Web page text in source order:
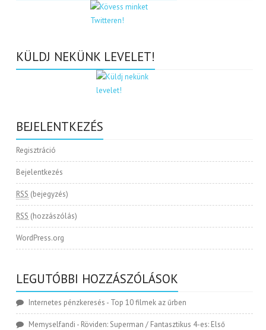
KÜLDJ NEKÜNK LEVELET!
BEJELENTKEZÉS
Regisztráció
Bejelentkezés
RSS (bejegyzés)
RSS (hozzászólás)
WordPress.org
LEGUTÓBBI HOZZÁSZÓLÁSOK
Internetes pénzkeresés - Top 10 filmek az űrben
Memyselfandi - Röviden: Superman / Fantasztikus 4-es: Első